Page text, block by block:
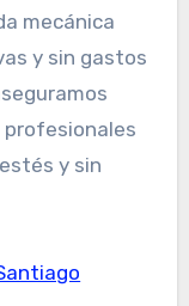
mecánica
y sin gastos
profesionales
y sin